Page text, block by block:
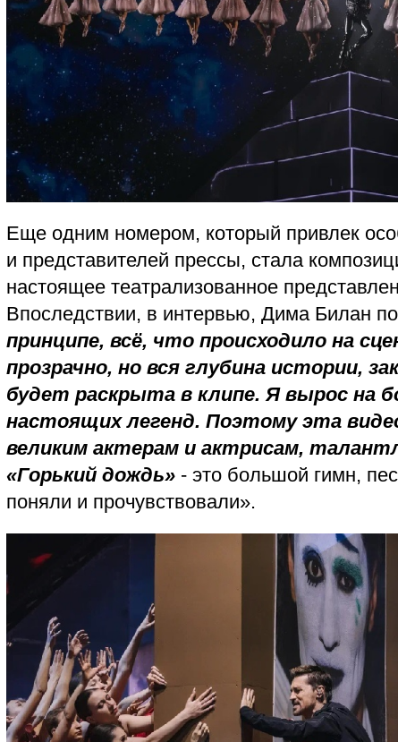
Еще одним номером, который привлек
и представителей прессы, стала
настоящее театрализованное
Впоследствии, в интервью, Дима Билан
принципе, всё, что происходило на
прозрачно, но вся глубина истории,
будет раскрыта в клипе. Я вырос на
настоящих легенд. Поэтому эта
великим актерам и актрисам,
«Горький дождь» - это большой гимн,
поняли и прочувствовали».